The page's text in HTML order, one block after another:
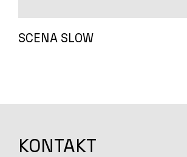
SCENA SLOW
KONTAKT